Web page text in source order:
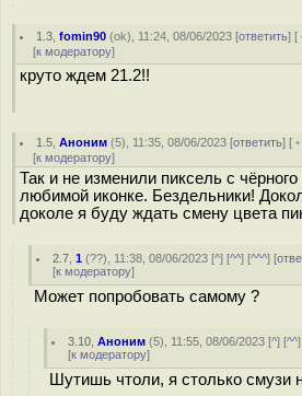
1.3 ,fomin90 (ok), 11:24, 08/06/2023 [ответить] [
[к модератору]
круто ждем 21.2!!
1.5 ,Аноним (5), 11:35, 08/06/2023 [ответить] [
[к модератору]
Так и не изменили пиксель с
любимой иконке. Бездельники!
доколе я буду ждать смену цвета
2.7 ,1 (??), 11:38, 08/06/2023 [^] [^^] [^^^] [
[к модератору]
Может попробовать самому ?
3.10 ,Аноним (5), 11:55, 08/06/2023 [^] [^^
[к модератору]
Шутишь чтоли, я столько смузи